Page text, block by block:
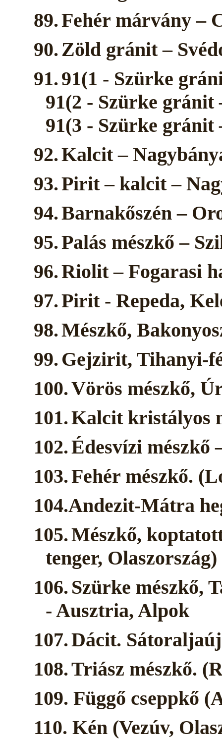
89.Fehér márvány –
90. Zöld gránit –
91.91(1 - Szürke
91(2 - Szürke gránit
91(3 - Szürke gránit
92.Kalcit –
93.Pirit – kalcit –
94.Barnakőszén –
95.Palás mészkő –
96.Riolit – Fogarasi
97.Pirit - Repeda,
98.Mészkő,
99. Gejzirit, Tihanyi-
100.Vörös mészkő,
101.Kalcit kristályos
102.Édesvízi mészkő
103.Fehér mészkő.
104.Andezit-Mátra
105.Mészkő,
tenger, Olaszország)
106. Szürke mészkő,
- Ausztria, Alpok
107.Dácit.
108.Triász mészkő.
109. Függő cseppkő
110. Kén (Vezúv,